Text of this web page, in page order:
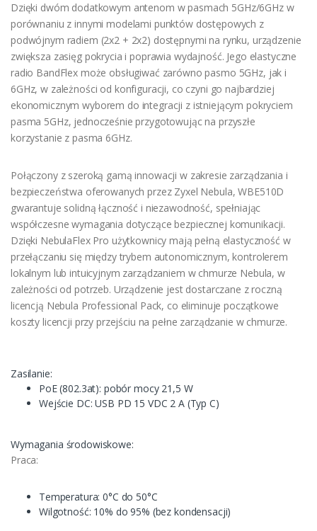
Dzięki dwóm dodatkowym antenom w pasmach 5GHz/6GHz w
porównaniu z innymi modelami punktów dostępowych z
podwójnym radiem (2x2 + 2x2) dostępnymi na rynku, urządzenie
zwiększa zasięg pokrycia i poprawia wydajność. Jego elastyczne
radio BandFlex może obsługiwać zarówno pasmo 5GHz, jak i
6GHz, w zależności od konfiguracji, co czyni go najbardziej
ekonomicznym wyborem do integracji z istniejącym pokryciem
pasma 5GHz, jednocześnie przygotowując na przyszłe
korzystanie z pasma 6GHz.
Połączony z szeroką gamą innowacji w zakresie zarządzania i
bezpieczeństwa oferowanych przez Zyxel Nebula, WBE510D
gwarantuje solidną łączność i niezawodność, spełniając
współczesne wymagania dotyczące bezpiecznej komunikacji.
Dzięki NebulaFlex Pro użytkownicy mają pełną elastyczność w
przełączaniu się między trybem autonomicznym, kontrolerem
lokalnym lub intuicyjnym zarządzaniem w chmurze Nebula, w
zależności od potrzeb. Urządzenie jest dostarczane z roczną
licencją Nebula Professional Pack, co eliminuje początkowe
koszty licencji przy przejściu na pełne zarządzanie w chmurze.
Zasilanie:
PoE (802.3at): pobór mocy 21,5 W
Wejście DC: USB PD 15 VDC 2 A (Typ C)
Wymagania środowiskowe:
Praca:
Temperatura: 0°C do 50°C
Wilgotność: 10% do 95% (bez kondensacji)